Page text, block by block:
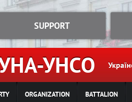
to navigation
УНСО
SUPPORT
ORGANIZATION BATTALION